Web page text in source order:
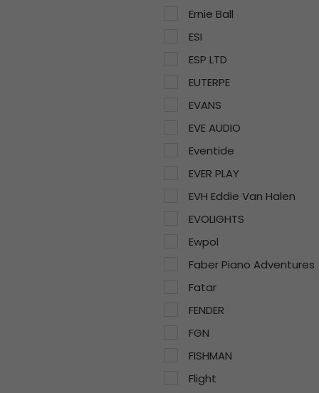
Ernie Ball
ESI
ESP LTD
EUTERPE
EVANS
EVE AUDIO
Eventide
EVER PLAY
EVH Eddie Van Halen
EVOLIGHTS
Ewpol
Faber Piano Adventures
Fatar
FENDER
FGN
FISHMAN
Flight